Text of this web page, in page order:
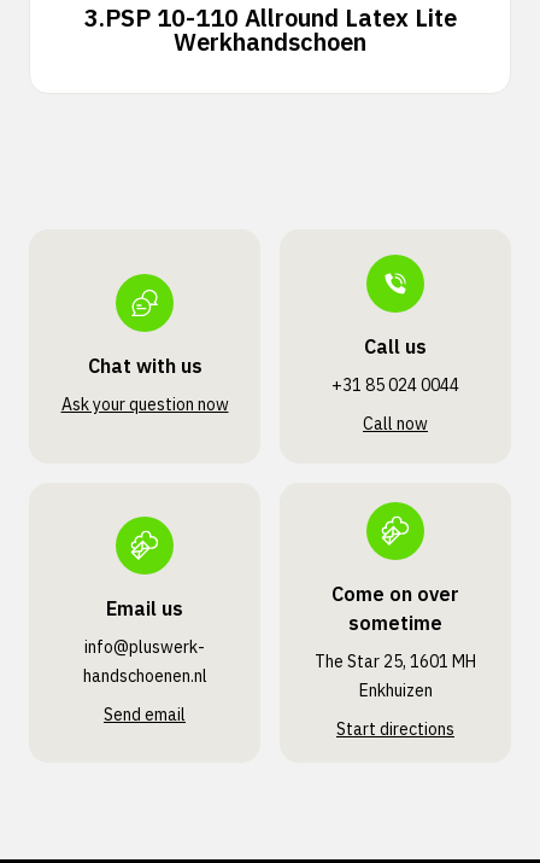
3.PSP 10-110 Allround Latex Lite
Werkhandschoen
Chat with us
Ask your question now
Call us
+31 85 024 0044
Call now
Email us
info@pluswerk­
handschoenen.nl
Send email
Come on over
sometime
The Star 25, 1601 MH
Enkhuizen
Start directions